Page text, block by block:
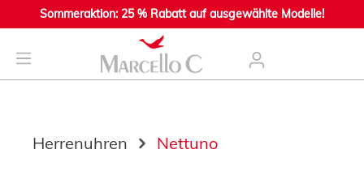
springen
Sommeraktion: 25 % Rabatt auf ausgewählte Modelle!
Herrenuhren Nettuno